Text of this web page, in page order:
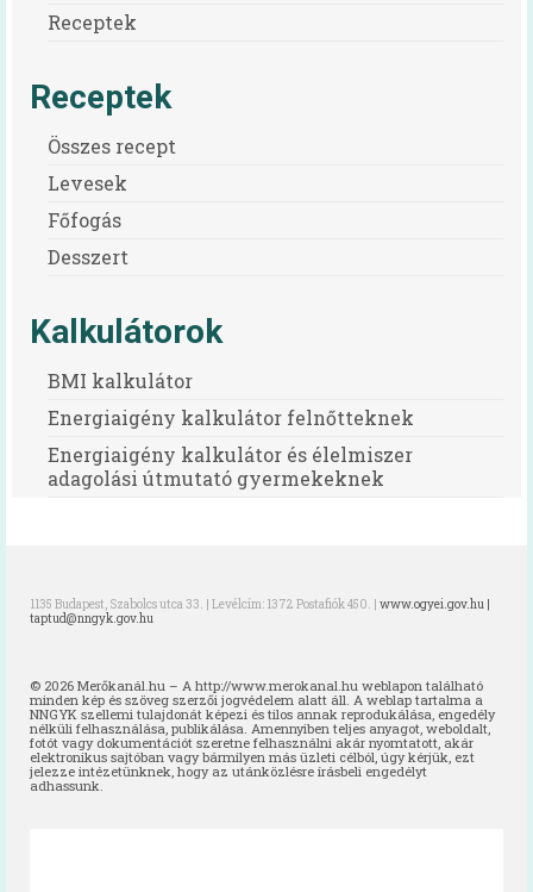
Receptek
Receptek
Összes recept
Levesek
Főfogás
Desszert
Kalkulátorok
BMI kalkulátor
Energiaigény kalkulátor felnőtteknek
Energiaigény kalkulátor és élelmiszer
adagolási útmutató gyermekeknek
1135 Budapest, Szabolcs utca 33. | Levélcím: 1372 Postafiók 450. | www.ogyei.gov.hu |
taptud@nngyk.gov.hu
© 2026 Merőkanál.hu – A http://www.merokanal.hu weblapon található
minden kép és szöveg szerzői jogvédelem alatt áll. A weblap tartalma a
NNGYK szellemi tulajdonát képezi és tilos annak reprodukálása, engedély
nélküli felhasználása, publikálása. Amennyiben teljes anyagot, weboldalt,
fotót vagy dokumentációt szeretne felhasználni akár nyomtatott, akár
elektronikus sajtóban vagy bármilyen más üzleti célból, úgy kérjük, ezt
jelezze intézetünknek, hogy az utánközlésre írásbeli engedélyt
adhassunk.